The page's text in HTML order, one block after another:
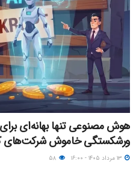
هوش مصنوعی تنها بهانه‌ای
ورشکستگی خاموش شرکت‌های